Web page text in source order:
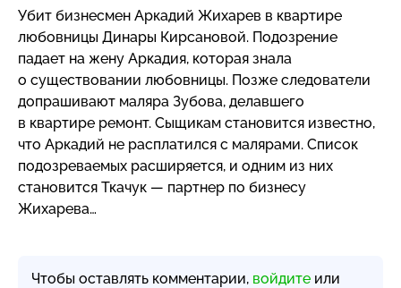
Убит бизнесмен Аркадий Жихарев в квартире
любовницы Динары Кирсановой. Подозрение
падает на жену Аркадия, которая знала
о существовании любовницы. Позже следователи
допрашивают маляра Зубова, делавшего
в квартире ремонт. Сыщикам становится известно,
что Аркадий не расплатился с малярами. Список
подозреваемых расширяется, и одним из них
становится Ткачук — партнер по бизнесу
Жихарева…
Чтобы оставлять комментарии, войдите или